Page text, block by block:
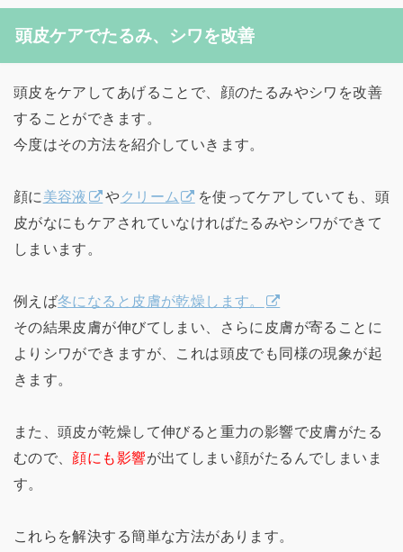
頭皮ケアでたるみ、シワを改善
頭皮をケアしてあげることで、顔のたるみやシワを改善
することができます。
今度はその方法を紹介していきます。
顔に 美容液 やクリーム
を使ってケアしていても、頭
皮がなにもケアされていなければたるみやシワができて
しまいます。
例えば冬になると皮膚が乾燥します。
その結果皮膚が伸びてしまい、さらに皮膚が寄ることに
よりシワができますが、これは頭皮でも同様の現象が起
きます。
また、頭皮が乾燥して伸びると重力の影響で皮膚がたる
むので、 顔にも影響が出てしまい顔がたるんでしまいま
す。
これらを解決する簡単な方法があります。